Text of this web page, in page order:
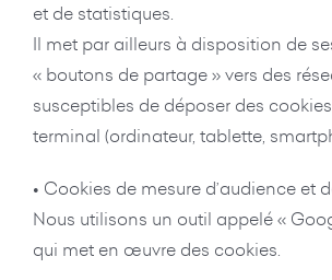
et de statistiques.
Il met par ailleurs à disposition de
« boutons de partage » vers des
susceptibles de déposer des
terminal (ordinateur, tablette,
• Cookies de mesure d’audience et
Nous utilisons un outil appelé «
qui met en œuvre des cookies.